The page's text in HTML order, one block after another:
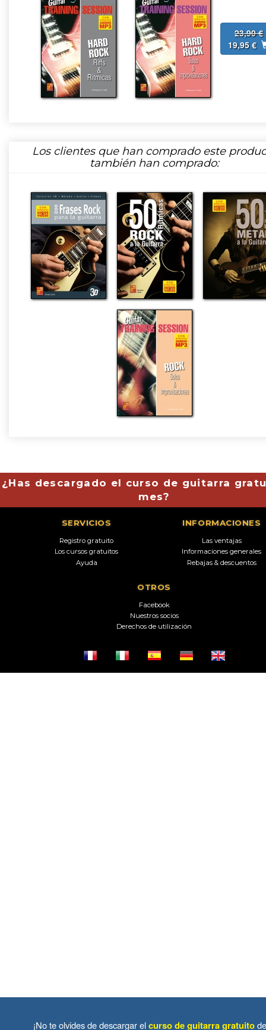
23,90 €
19,95 €
Los clientes que han comprado este
también han comprado:
¿Has descargado el curso de guitarra
mes?
SERVICIOS
Registro gratuito
Los cursos gratuitos
Ayuda
INFORMACIONES
Las ventajas
Informaciones generales
Rebajas & descuentos
OTROS
Facebook
Nuestros socios
Derechos de utilización
¡No te olvides de descargar elcurso de guitarra gratuito